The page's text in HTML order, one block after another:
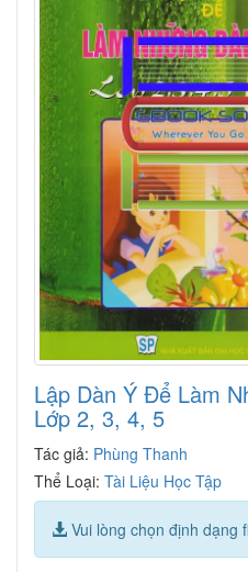
Lập Dàn Ý Để Làm
Lớp 2, 3, 4, 5
Tác giả: Phùng Thanh
Thể Loại: Tài Liệu Học Tập
Vui lòng chọn định dạng